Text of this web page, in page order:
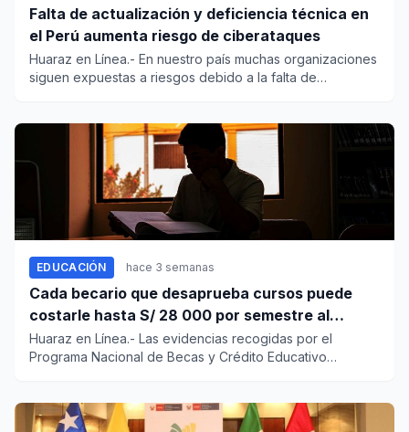
Falta de actualización y deficiencia técnica en
el Perú aumenta riesgo de ciberataques
Huaraz en Línea.- En nuestro país muchas organizaciones
siguen expuestas a riesgos debido a la falta de
EDUCACIÓN hace 3 semanas
Cada becario que desaprueba cursos puede
costarle hasta S/ 28 000 por semestre al
Estado
Huaraz en Línea.- Las evidencias recogidas por el
Programa Nacional de Becas y Crédito Educativo